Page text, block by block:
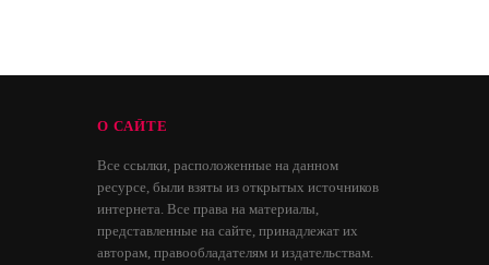
О САЙТЕ
Все ссылки, расположенные на данном
ресурсе, были взяты из открытых источников
интернета. Все права на материалы,
представленные на сайте, принадлежат их
авторам, правообладателям и издательствам.